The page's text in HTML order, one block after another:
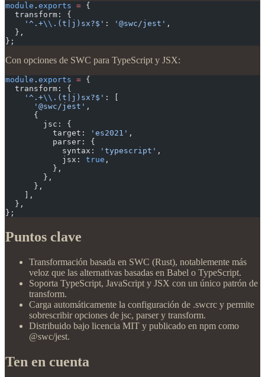
module . exports = {
  transform: {
    '^.+
\\ .(t|j)sx?$' : '@swc/jest' ,
  },
};
Con opciones de SWC para TypeScript y JSX:
module . exports = {
  transform: {
    '^.+
\\ .(t|j)sx?$' : [
      '@swc/jest'
,
      {
        jsc: {
          target:
'es2021' ,
          parser: {
            syntax:
'typescript' ,
            jsx:
true ,
          },
        },
      },
    ],
  },
};
Puntos clave
Transformación basada en SWC (Rust), notablemente más
veloz que las alternativas basadas en Babel o TypeScript.
Soporta TypeScript, JavaScript y JSX con un único patrón de
transform.
Carga automáticamente la configuración de .swcrc y permite
sobrescribir opciones de jsc, parser y transform.
Distribuido bajo licencia MIT y publicado en npm como
@swc/jest.
Ten en cuenta